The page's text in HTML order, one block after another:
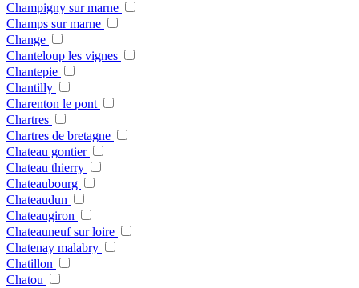
Champigny sur marne
Champs sur marne
Change
Chanteloup les vignes
Chantepie
Chantilly
Charenton le pont
Chartres
Chartres de bretagne
Chateau gontier
Chateau thierry
Chateaubourg
Chateaudun
Chateaugiron
Chateauneuf sur loire
Chatenay malabry
Chatillon
Chatou